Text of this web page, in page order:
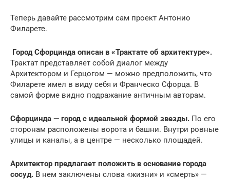
Теперь давайте рассмотрим сам проект Антонио
Филарете.
Город Сфорцинда описан в «Трактате об архитектуре».
Трактат представляет собой диалог между
Архитектором и Герцогом — можно предположить, что
Филарете имел в виду себя и Франческо Сфорца. В
самой форме видно подражание античным авторам.
Сфорцинда — город с идеальной формой звезды. По его
сторонам расположены ворота и башни. Внутри ровные
улицы и каналы, а в центре — несколько площадей.
Архитектор предлагает положить в основание города
сосуд. В нем заключены слова «жизни» и «смерть» —